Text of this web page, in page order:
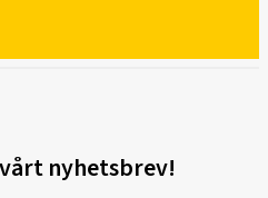
nyhetsbrev!